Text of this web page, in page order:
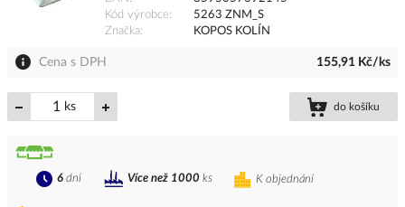
Kód výrobce
5263 ZNM_S
Značka
KOPOS KOLÍN
Cena s DPH 155,91 Kč/ks
ks do košíku
K objednání
6 dní Více než 1000 ks